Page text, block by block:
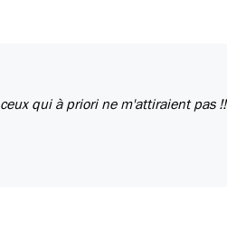
qui à priori ne m'attiraient pas !!